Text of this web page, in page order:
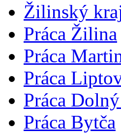
Žilinský
Práca Žilina
Práca
Práca
Práca
Práca Bytča